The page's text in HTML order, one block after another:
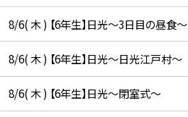
8/6( 木 ) 【6年生】日光〜3日目の昼食〜
8/6( 木 ) 【6年生】日光〜日光江戸村〜
8/6( 木 ) 【6年生】日光〜閉室式〜